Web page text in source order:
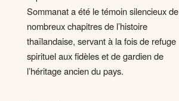
Sommanat a été le témoin silencieux de
nombreux chapitres de l’histoire
thaïlandaise, servant à la fois de refuge
spirituel aux fidèles et de gardien de
l’héritage ancien du pays.